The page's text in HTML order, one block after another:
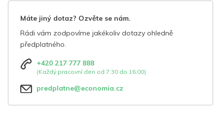
Máte jiný dotaz? Ozvěte se nám.
Rádi vám zodpovíme jakékoliv dotazy ohledně
předplatného.
+420 217 777 888
(Každý pracovní den od 7:30 do 16:00)
predplatne@economia.cz